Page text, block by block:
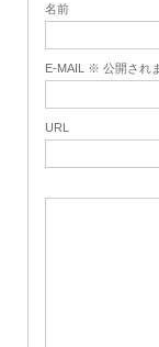
名前
E-MAIL ※ 公開され
URL